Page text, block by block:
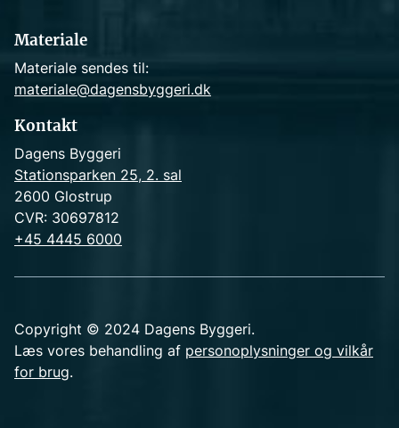
Materiale
Materiale sendes til:
materiale@dagensbyggeri.dk
Kontakt
Dagens Byggeri
Stationsparken 25, 2. sal
2600 Glostrup
CVR: 30697812
+45 4445 6000
Copyright © 2024 Dagens Byggeri.
Læs vores behandling af personoplysninger og vilkår
for brug.